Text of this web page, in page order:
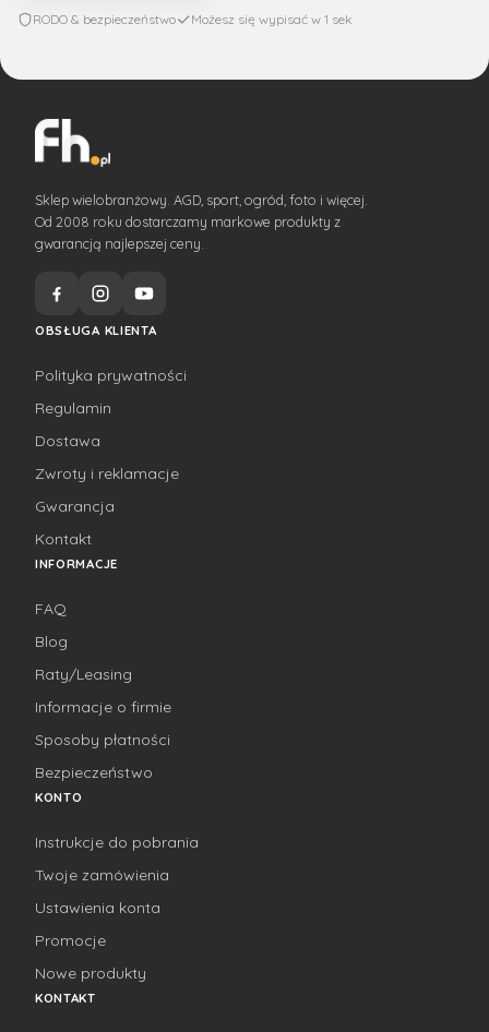
RODO & bezpieczeństwo Możesz się wypisać w 1 sek
Sklep wielobranżowy. AGD, sport, ogród, foto i więcej.
Od 2008 roku dostarczamy markowe produkty z
gwarancją najlepszej ceny.
OBSŁUGA KLIENTA
Polityka prywatności
Regulamin
Dostawa
Zwroty i reklamacje
Gwarancja
Kontakt
INFORMACJE
FAQ
Blog
Raty/Leasing
Informacje o firmie
Sposoby płatności
Bezpieczeństwo
KONTO
Instrukcje do pobrania
Twoje zamówienia
Ustawienia konta
Promocje
Nowe produkty
KONTAKT